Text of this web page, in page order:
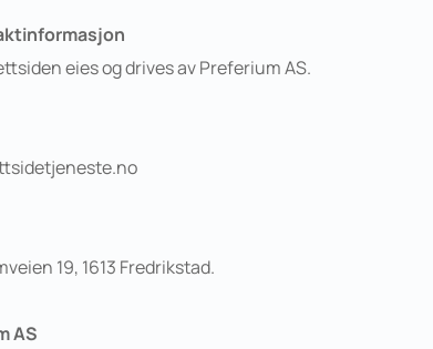
eies og drives av Preferium AS.
19, 1613 Fredrikstad.
AS